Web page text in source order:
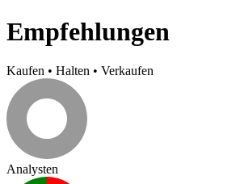
Empfehlungen
Kaufen • Halten • Verkaufen
Analysten